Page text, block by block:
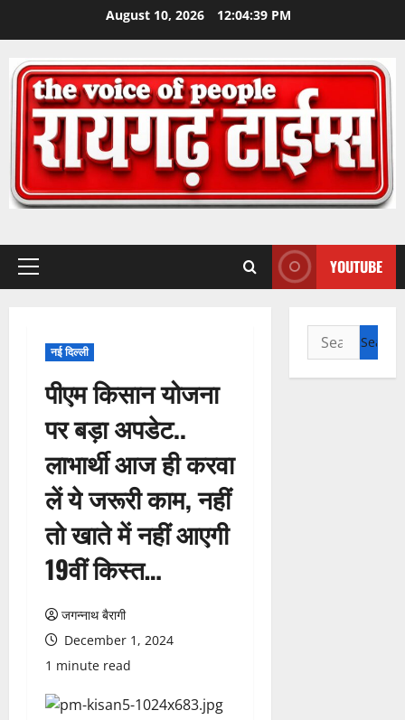
August 10, 2026 12:04:40 PM
Primary
YOUTUBE
नई दिल्ली
पीएम किसान योजना
पर बड़ा अपडेट..
लाभार्थी आज ही करवा
लें ये जरूरी काम, नहीं
तो खाते में नहीं आएगी
19वीं किस्त…
जगन्नाथ बैरागी
December 1, 2024
1 minute read
Search
for: